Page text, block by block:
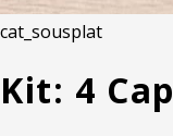
cat_sousplat
Kit: 4